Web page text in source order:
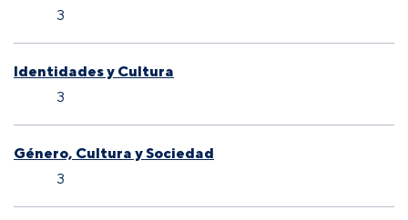
3
Identidades y Cultura
3
Género, Cultura y Sociedad
3